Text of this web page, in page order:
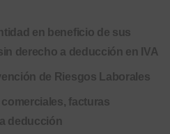
en beneficio de sus
derecho a deducción en IVA
de Riesgos Laborales
facturas
deducción